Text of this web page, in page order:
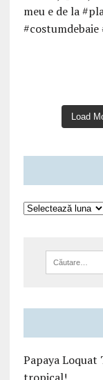
Load
Papaya Loquat